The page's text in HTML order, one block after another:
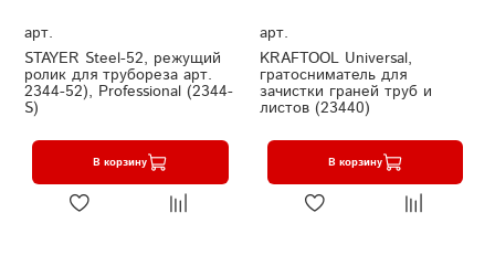
арт.
STAYER Steel-52, режущий
ролик для трубореза арт.
2344-52), Professional (2344-
S)
В корзину
арт.
KRAFTOOL Universal,
гратосниматель для
зачистки граней труб и
листов (23440)
В корзину